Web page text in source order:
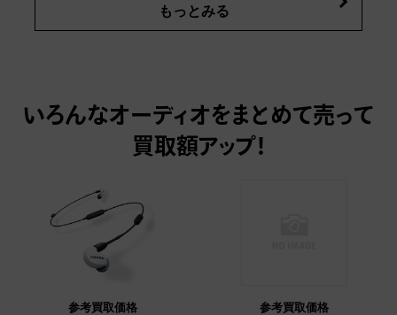
もっとみる
いろんなオーディオをまとめて売って
買取額アップ！
参考買取価格 参考買取価格